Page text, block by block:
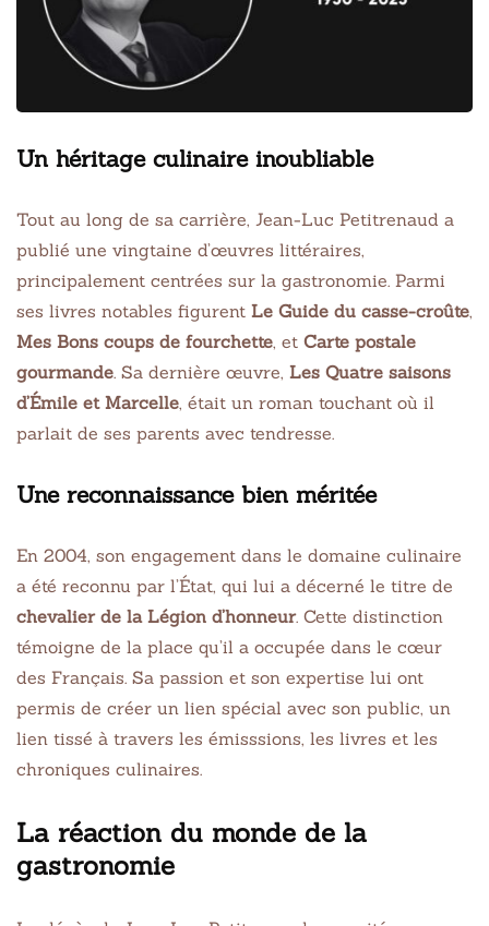
Un héritage culinaire inoubliable
Tout au long de sa carrière, Jean-Luc Petitrenaud a
publié une vingtaine d’œuvres littéraires,
principalement centrées sur la gastronomie. Parmi
ses livres notables figurent Le Guide du casse-croûte,
Mes Bons coups de fourchette, et Carte postale
gourmande. Sa dernière œuvre, Les Quatre saisons
d’Émile et Marcelle, était un roman touchant où il
parlait de ses parents avec tendresse.
Une reconnaissance bien méritée
En 2004, son engagement dans le domaine culinaire
a été reconnu par l’État, qui lui a décerné le titre de
chevalier de la Légion d’honneur. Cette distinction
témoigne de la place qu’il a occupée dans le cœur
des Français. Sa passion et son expertise lui ont
permis de créer un lien spécial avec son public, un
lien tissé à travers les émisssions, les livres et les
chroniques culinaires.
La réaction du monde de la
gastronomie